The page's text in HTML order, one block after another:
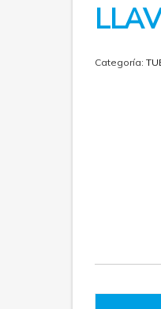
Categoría: